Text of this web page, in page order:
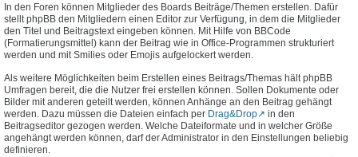
In den Foren können Mitglieder des Boards Beiträge/Themen erstellen. Dafür
stellt phpBB den Mitgliedern einen Editor zur Verfügung, in dem die Mitglieder
den Titel und Beitragstext eingeben können. Mit Hilfe von BBCode
(Formatierungsmittel) kann der Beitrag wie in Office-Programmen strukturiert
werden und mit Smilies oder Emojis aufgelockert werden.
Als weitere Möglichkeiten beim Erstellen eines Beitrags/Themas hält phpBB
Umfragen bereit, die die Nutzer frei erstellen können. Sollen Dokumente oder
Bilder mit anderen geteilt werden, können Anhänge an den Beitrag gehängt
werden. Dazu müssen die Dateien einfach per Drag&Drop
in den
Beitragseditor gezogen werden. Welche Dateiformate und in welcher Größe
angehängt werden können, darf der Administrator in den Einstellungen beliebig
definieren.